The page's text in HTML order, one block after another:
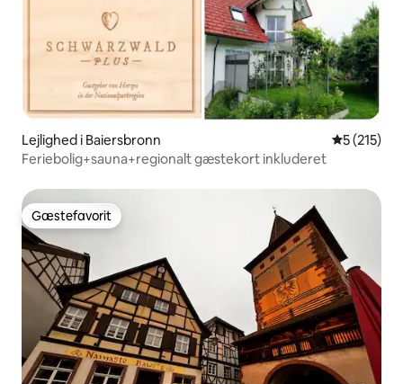
Lejlighed i Baiersbronn 5 ud af 5 i
5 (215)
Feriebolig+sauna+regionalt gæstekort inkluderet
Gæstefavorit
Gæstefavorit